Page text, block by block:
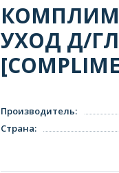
УХОД Д/
Производитель:
Страна: